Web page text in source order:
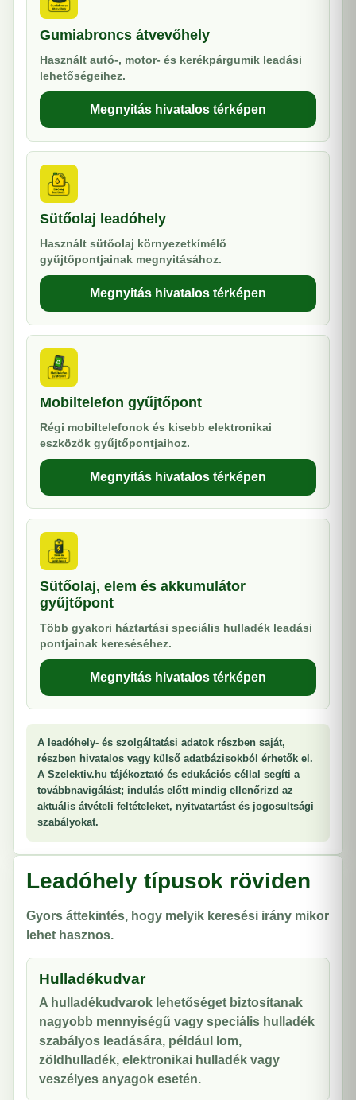
Gumiabroncs átvevőhely
Használt autó-, motor- és kerékpárgumik leadási
lehetőségeihez.
Megnyitás hivatalos térképen
Sütőolaj leadóhely
Használt sütőolaj környezetkímélő
gyűjtőpontjainak megnyitásához.
Megnyitás hivatalos térképen
Mobiltelefon gyűjtőpont
Régi mobiltelefonok és kisebb elektronikai
eszközök gyűjtőpontjaihoz.
Megnyitás hivatalos térképen
Sütőolaj, elem és akkumulátor
gyűjtőpont
Több gyakori háztartási speciális hulladék leadási
pontjainak kereséséhez.
Megnyitás hivatalos térképen
A leadóhely- és szolgáltatási adatok részben saját,
részben hivatalos vagy külső adatbázisokból érhetők el.
A Szelektiv.hu tájékoztató és edukációs céllal segíti a
továbbnavigálást; indulás előtt mindig ellenőrizd az
aktuális átvételi feltételeket, nyitvatartást és jogosultsági
szabályokat.
Leadóhely típusok röviden
Gyors áttekintés, hogy melyik keresési irány mikor
lehet hasznos.
Hulladékudvar
A hulladékudvarok lehetőséget biztosítanak
nagyobb mennyiségű vagy speciális hulladék
szabályos leadására, például lom,
zöldhulladék, elektronikai hulladék vagy
veszélyes anyagok esetén.